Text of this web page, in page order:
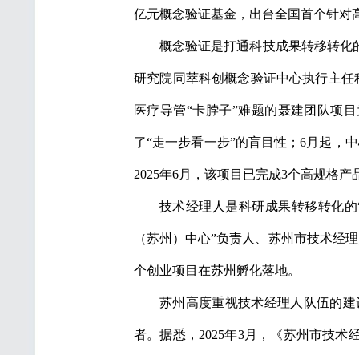
亿元概念验证基金，出台全国首个针对
概念验证是打通科技成果转移转化
研究院同萃科创概念验证中心执行主
医疗导管“卡脖子”难题的聂建团队项
了“走一步看一步”的盲目性；6月起，
2025年6月，该项目已完成3个高规格
技术经理人是科研成果转移转化
（苏州）中心”负责人、苏州市技术经
个创业项目在苏州孵化落地。
苏州高度重视技术经理人队伍的
者。据悉，2025年3月，《苏州市技术